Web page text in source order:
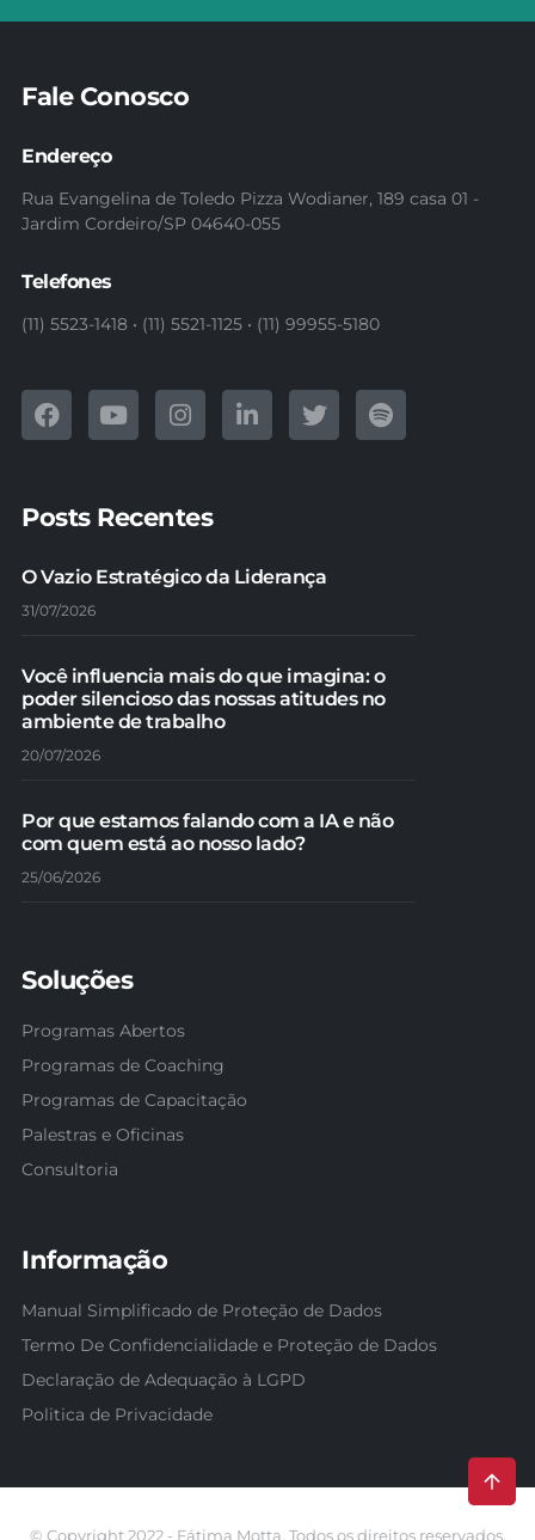
Fale Conosco
Endereço
Rua Evangelina de Toledo Pizza Wodianer, 189 casa 01 -
Jardim Cordeiro/SP 04640-055
Telefones
(11) 5523-1418 • (11) 5521-1125 • (11) 99955-5180
Posts Recentes
O Vazio Estratégico da Liderança
31/07/2026
Você influencia mais do que imagina: o
poder silencioso das nossas atitudes no
ambiente de trabalho
20/07/2026
Por que estamos falando com a IA e não
com quem está ao nosso lado?
25/06/2026
Soluções
Programas Abertos
Programas de Coaching
Programas de Capacitação
Palestras e Oficinas
Consultoria
Informação
Manual Simplificado de Proteção de Dados
Termo De Confidencialidade e Proteção de Dados
Declaração de Adequação à LGPD
Politica de Privacidade
© Copyright 2022 - Fátima Motta. Todos os direitos reservados.